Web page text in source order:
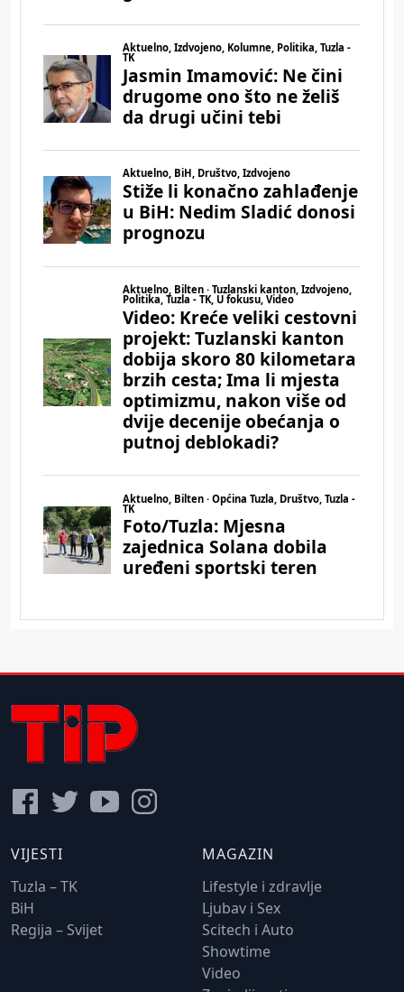
VIJESTI
Tuzla – TK
BiH
Regija – Svijet
MAGAZIN
Lifestyle i zdravlje
Ljubav i Sex
Scitech i Auto
Showtime
Video